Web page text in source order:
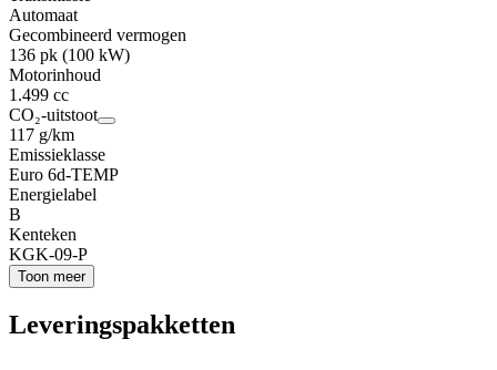
Automaat
Gecombineerd vermogen
136 pk (100 kW)
Motorinhoud
1.499 cc
CO₂-uitstoot
117 g/km
Emissieklasse
Euro 6d-TEMP
Energielabel
B
Kenteken
KGK-09-P
Toon meer
Leveringspakketten